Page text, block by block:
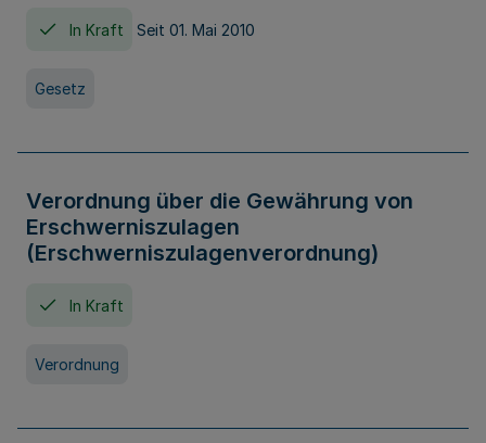
In Kraft Seit 01. Mai 2010
Gesetz
Verordnung über die Gewährung von
Erschwerniszulagen
(Erschwerniszulagenverordnung)
In Kraft
Verordnung